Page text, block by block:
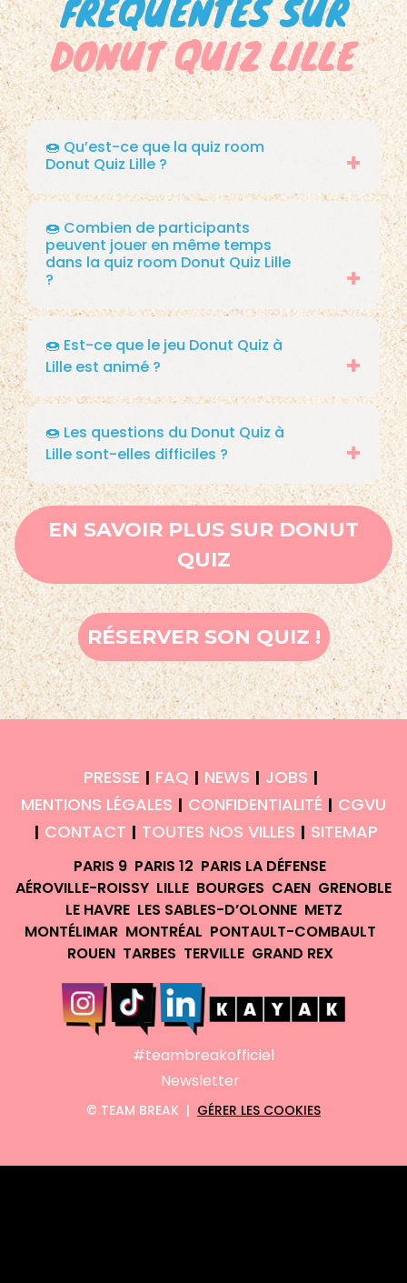
DONUT QUIZ LILLE
🍩 Qu’est-ce que la quiz room
Donut Quiz Lille ?
🍩 Combien de participants
peuvent jouer en même temps
dans la quiz room Donut Quiz Lille
?
🍩 Est-ce que le jeu Donut Quiz à
Lille est animé ?
🍩 Les questions du Donut Quiz à
Lille sont-elles difficiles ?
EN SAVOIR PLUS SUR DONUT
QUIZ
RÉSERVER SON QUIZ !
PRESSE | FAQ | NEWS | JOBS |
MENTIONS LÉGALES | CONFIDENTIALITÉ | CGVU
| CONTACT | TOUTES NOS VILLES | SITEMAP
PARIS 9 PARIS 12 PARIS LA DÉFENSE
AÉROVILLE-ROISSY LILLE BOURGES CAEN GRENOBLE
LE HAVRE LES SABLES-D’OLONNE METZ
MONTÉLIMAR MONTRÉAL PONTAULT-COMBAULT
ROUEN TARBES TERVILLE GRAND REX
#teambreakofficiel
Newsletter
© TEAM BREAK | GÉRER LES COOKIES